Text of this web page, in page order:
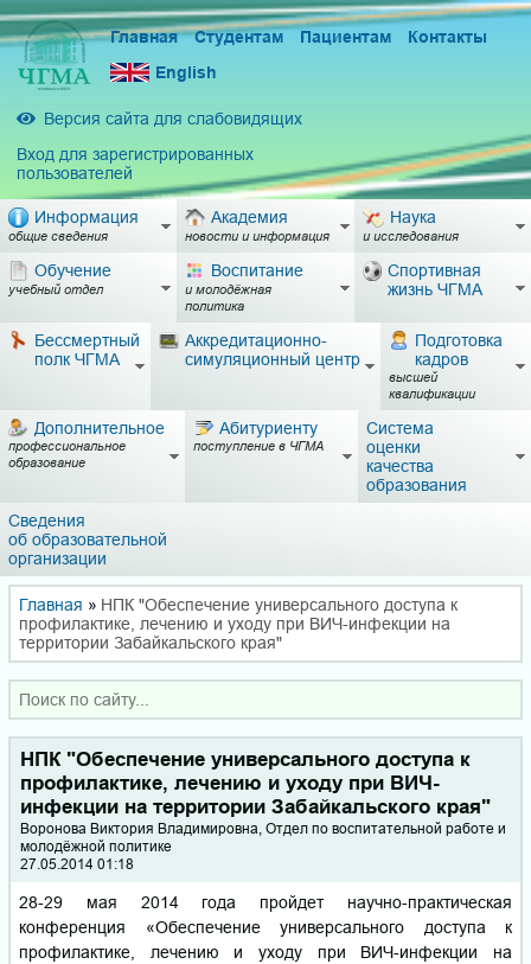
Главная Студентам Пациентам
Контакты
English
Версия сайта для слабовидящих
Вход для зарегистрированных
пользователей
Информация
общие сведения
Академия
новости и информация
Наука
и исследования
Обучение
учебный отдел
Воспитание
и молодёжная
политика
Спортивная
жизнь ЧГМА
Бессмертный
полк ЧГМА
Аккредитационно-
симуляционный центр
Подготовка
кадров
высшей
квалификации
Дополнительное
профессиональное
образование
Абитуриенту
поступление в ЧГМА
Система
оценки
качества
образования
Сведения
об образовательной
организации
Главная » НПК "Обеспечение универсального доступа к
профилактике, лечению и уходу при ВИЧ-инфекции на
территории Забайкальского края"
НПК "Обеспечение универсального доступа к
профилактике, лечению и уходу при ВИЧ-
инфекции на территории Забайкальского края"
Воронова Виктория Владимировна, Отдел по воспитательной работе и
молодёжной политике
27.05.2014 01:18
28-29 мая 2014 года пройдет научно-практическая
конференция «Обеспечение универсального доступа к
профилактике, лечению и уходу при ВИЧ-инфекции на